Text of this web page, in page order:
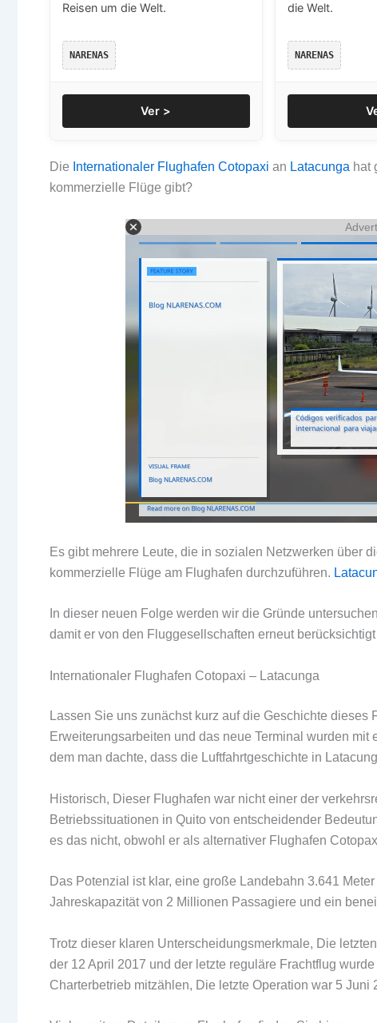
Reisen um die Welt.
NARENAS
Ver >
die Welt.
NARENAS
Die Internationaler Flughafen Cotopaxi an Latacunga hat
kommerzielle Flüge gibt?
Es gibt mehrere Leute, die in sozialen Netzwerken über
kommerzielle Flüge am Flughafen durchzuführen.
In dieser neuen Folge werden wir die Gründe
damit er von den Fluggesellschaften erneut
Internationaler Flughafen Cotopaxi – Latacunga
Lassen Sie uns zunächst kurz auf die Geschichte
Erweiterungsarbeiten und das neue Terminal wurden
dem man dachte, dass die Luftfahrtgeschichte in
Historisch, Dieser Flughafen war nicht einer der
Betriebssituationen in Quito von entscheidender
es das nicht, obwohl er als alternativer Flughafen
Das Potenzial ist klar, eine große Landebahn 3.641
Jahreskapazität von 2 Millionen Passagiere und ein
Trotz dieser klaren Unterscheidungsmerkmale, Die
der 12 April 2017 und der letzte reguläre Frachtflug
Charterbetrieb mitzählen, Die letzte Operation war 5 Juni